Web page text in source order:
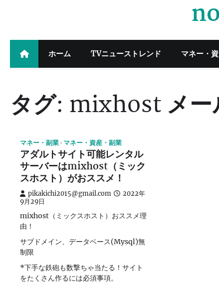
ホーム TVニューストレンド マネー・
タグ: mixhost メー
マネー・副業 マネー・資産・副業
アダルトサイト可能レンタル
サーバーはmixhost（ミック
スホスト）がおススメ！
pikakichi2015@gmail.com
2022年
9月29日
mixhost（ミックスホスト）おススメ理
由！
サブドメイン、データベース(Mysql)無
制限
*下手な鉄砲も数撃ちゃ当たる！サイト
をたくさん作るには必須事項。